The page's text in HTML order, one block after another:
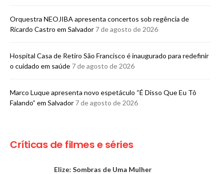
Orquestra NEOJIBA apresenta concertos sob regência de
Ricardo Castro em Salvador 7 de agosto de 2026
Hospital Casa de Retiro São Francisco é inaugurado para redefinir
o cuidado em saúde 7 de agosto de 2026
Marco Luque apresenta novo espetáculo “É Disso Que Eu Tô
Falando” em Salvador 7 de agosto de 2026
Críticas de filmes e séries
Elize: Sombras de Uma Mulher